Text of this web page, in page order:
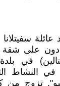
على
في
في النشاط
تزوج من